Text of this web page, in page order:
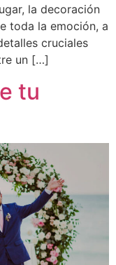
la decoración
toda la emoción, a
cruciales
un […]
tu